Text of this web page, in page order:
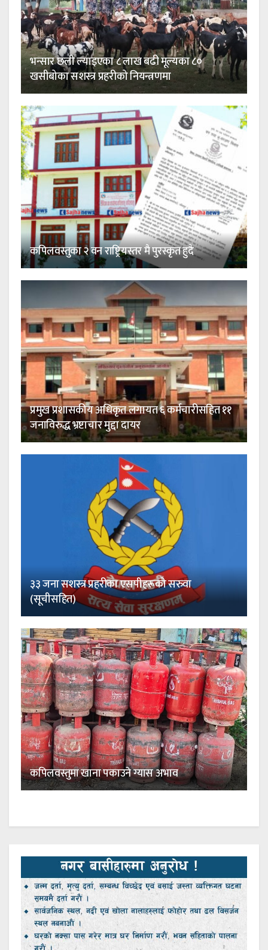
भन्सार छली ल्याइएका ८ लाख बढी मूल्यका ८०
खसीबोका सशस्त्र प्रहरीको नियन्त्रणमा
कपिलवस्तुका २ वन राष्ट्रियस्तर मै पुरस्कृत हुदै
प्रमुख प्रशासकीय अधिकृत लगायत ६ कर्मचारीसहित ११
जनाविरुद्ध भ्रष्टाचार मुद्दा दायर
३३ जना सशस्त्र प्रहरीका एसपीहरूको सरुवा
(सूचीसहित)
कपिलवस्तुमा खाना पकाउने ग्यास अभाव